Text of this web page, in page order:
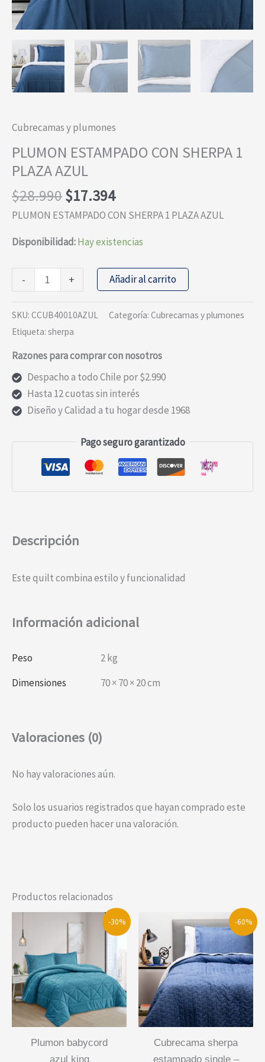
Cubrecamas y plumones
PLUMON ESTAMPADO CON SHERPA 1
PLAZA AZUL
$28.990El
precio
era:
$17.394El
precio
es:
PLUMON ESTAMPADO CON SHERPA 1 PLAZA AZUL
Disponibilidad:Hay existencias
-
PLUMON
ESTAMPADO
CON
SHERPA
PLAZA
AZUL
cantidad
+ Añadir al carrito
SKU: CCUB40010AZUL Categoría: Cubrecamas y plumones
Etiqueta: sherpa
Razones para comprar con nosotros
Despacho a todo Chile por $2.990
Hasta 12 cuotas sin interés
Diseño y Calidad a tu hogar desde 1968
Pago seguro garantizado
Descripción
Este quilt combina estilo y funcionalidad
Información adicional
Peso
2 kg
Dimensiones
70 × 70 × 20 cm
Valoraciones (0)
No hay valoraciones aún.
Solo los usuarios registrados que hayan comprado este
producto pueden hacer una valoración.
Productos relacionados
-30%
plumon babycord
azul king
-60%
cubrecama sherpa
estampado single –